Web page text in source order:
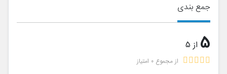
جمع بندی
5 از 5
از مجموع 0 امتیاز